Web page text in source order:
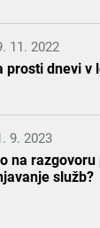
11. 2022
prosti dnevi v
9. 2023
na
služb?